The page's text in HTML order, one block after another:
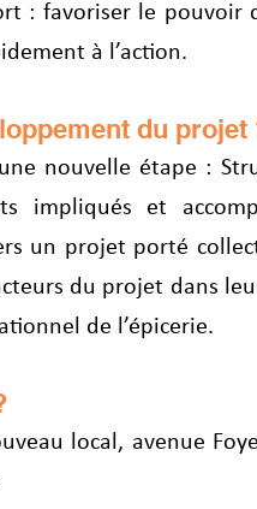
: favoriser le pouvoir
à l’action.
du projet
nouvelle étape :
impliqués et
un projet porté
du projet dans
de l’épicerie.
local, avenue